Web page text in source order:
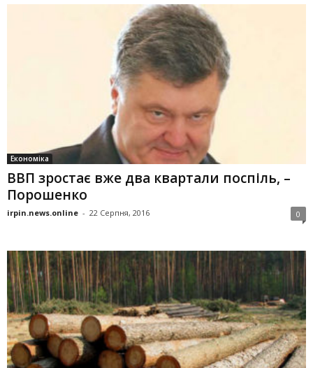
Економіка
ВВП зростає вже два квартали поспіль, –
Порошенко
irpin.news.online - 22 Серпня, 2016 0